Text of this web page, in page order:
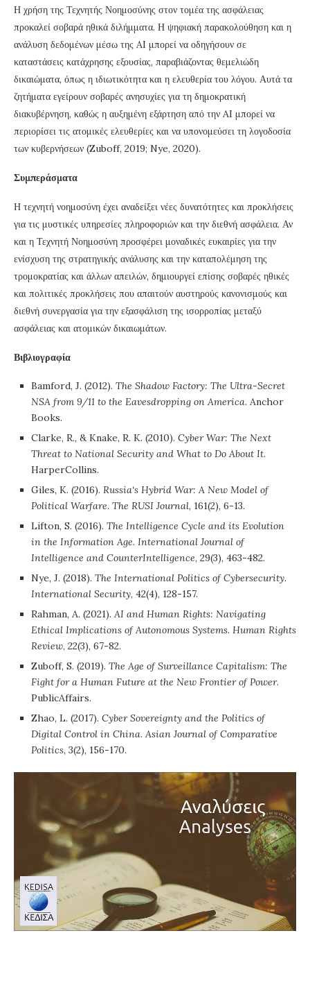
Η χρήση της Τεχνητής Νοημοσύνης στον τομέα της ασφάλειας
προκαλεί σοβαρά ηθικά διλήμματα. Η ψηφιακή παρακολούθηση και η
ανάλυση δεδομένων μέσω της AI μπορεί να οδηγήσουν σε
καταστάσεις κατάχρησης εξουσίας, παραβιάζοντας θεμελιώδη
δικαιώματα, όπως η ιδιωτικότητα και η ελευθερία του λόγου. Αυτά τα
ζητήματα εγείρουν σοβαρές ανησυχίες για τη δημοκρατική
διακυβέρνηση, καθώς η αυξημένη εξάρτηση από την AI μπορεί να
περιορίσει τις ατομικές ελευθερίες και να υπονομεύσει τη λογοδοσία
των κυβερνήσεων (Zuboff, 2019; Nye, 2020).
Συμπεράσματα
Η τεχνητή νοημοσύνη έχει αναδείξει νέες δυνατότητες και προκλήσεις
για τις μυστικές υπηρεσίες πληροφοριών και την διεθνή ασφάλεια. Αν
και η Τεχνητή Νοημοσύνη προσφέρει μοναδικές ευκαιρίες για την
ενίσχυση της στρατηγικής ανάλυσης και την καταπολέμηση της
τρομοκρατίας και άλλων απειλών, δημιουργεί επίσης σοβαρές ηθικές
και πολιτικές προκλήσεις που απαιτούν αυστηρούς κανονισμούς και
διεθνή συνεργασία για την εξασφάλιση της ισορροπίας μεταξύ
ασφάλειας και ατομικών δικαιωμάτων.
Βιβλιογραφία
Bamford, J. (2012). The Shadow Factory: The Ultra-Secret
NSA from 9/11 to the Eavesdropping on America. Anchor
Books.
Clarke, R., & Knake, R. K. (2010). Cyber War: The Next
Threat to National Security and What to Do About It.
HarperCollins.
Giles, K. (2016). Russia‘s Hybrid War: A New Model of
Political Warfare. The RUSI Journal, 161(2), 6-13.
Lifton, S. (2016). The Intelligence Cycle and its Evolution
in the Information Age. International Journal of
Intelligence and CounterIntelligence, 29(3), 463-482.
Nye, J. (2018). The International Politics of Cybersecurity.
International Security, 42(4), 128-157.
Rahman, A. (2021). AI and Human Rights: Navigating
Ethical Implications of Autonomous Systems. Human Rights
Review, 22(3), 67-82.
Zuboff, S. (2019). The Age of Surveillance Capitalism: The
Fight for a Human Future at the New Frontier of Power.
PublicAffairs.
Zhao, L. (2017). Cyber Sovereignty and the Politics of
Digital Control in China. Asian Journal of Comparative
Politics, 3(2), 156-170.